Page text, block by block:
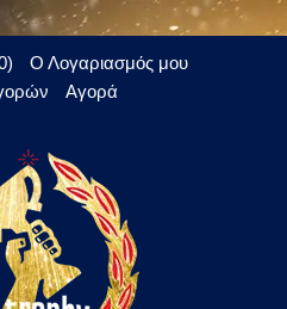
Ο Λογαριασμός μου
Αγορά